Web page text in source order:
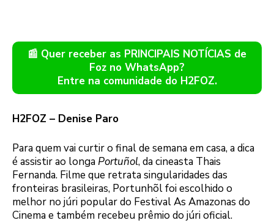
📰 Quer receber as PRINCIPAIS NOTÍCIAS de
Foz no WhatsApp?
Entre na comunidade do H2FOZ.
H2FOZ – Denise Paro
Para quem vai curtir o final de semana em casa, a dica
é assistir ao longaPortuñol, da cineasta Thais
Fernanda. Filme que retrata singularidades das
fronteiras brasileiras, Portunhõl foi escolhido o
melhor no júri popular do Festival As Amazonas do
Cinema e também recebeu prêmio do júri oficial.